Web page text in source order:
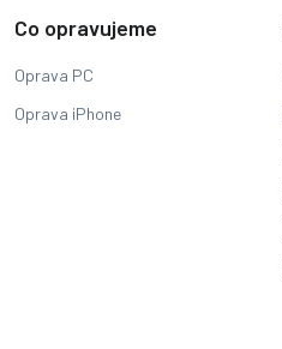
Co opravujeme
Oprava PC
Oprava iPhone